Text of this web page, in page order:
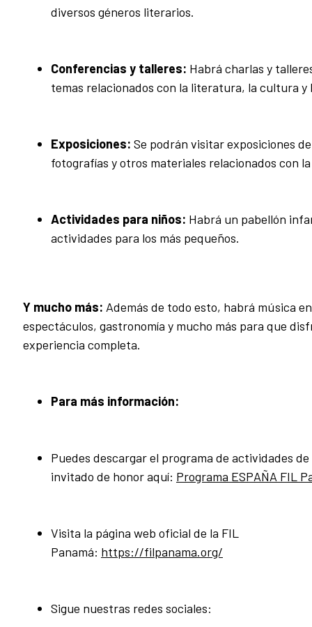
diversos géneros literarios.
Conferencias y talleres: Habrá charlas y
temas relacionados con la literatura, la cultura
Exposiciones: Se podrán visitar exposiciones
fotografías y otros materiales relacionados con
Actividades para niños: Habrá un pabellón
actividades para los más pequeños.
Y mucho más: Además de todo esto, habrá música
espectáculos, gastronomía y mucho más para que
experiencia completa.
Para más información:
Puedes descargar el programa de actividades de
invitado de honor aquí: Programa ESPAÑA FIL
Visita la página web oficial de la FIL
Panamá: https://filpanama.org/
Sigue nuestras redes sociales: